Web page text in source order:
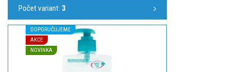
Počet variant: 3
DOPORUČUJEME
AKCE
NOVINKA